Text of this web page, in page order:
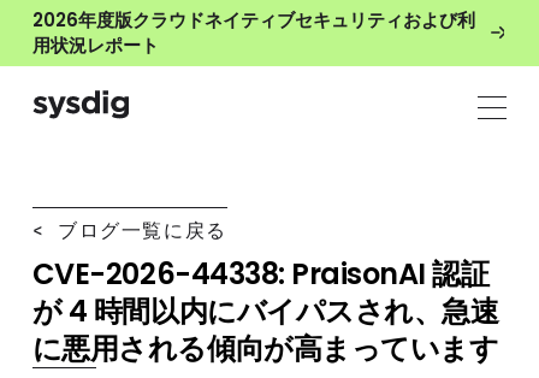
2026年度版クラウドネイティブセキュリティおよび利
用状況レポート
< ブログ一覧に戻る
CVE-2026-44338: PraisonAI 認証
が 4 時間以内にバイパスされ、急速
に悪用される傾向が高まっています